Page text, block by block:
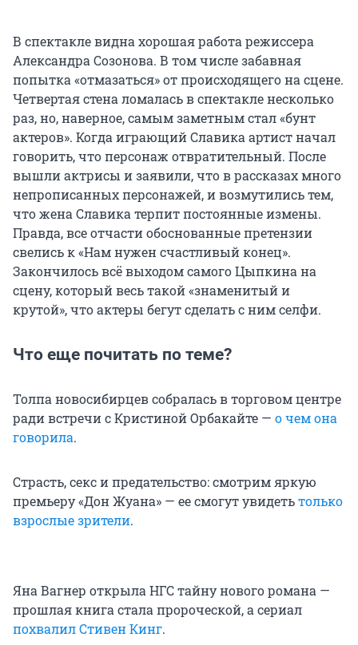
В спектакле видна хорошая работа режиссера
Александра Созонова. В том числе забавная
попытка «отмазаться» от происходящего на сцене.
Четвертая стена ломалась в спектакле несколько
раз, но, наверное, самым заметным стал «бунт
актеров». Когда играющий Славика артист начал
говорить, что персонаж отвратительный. После
вышли актрисы и заявили, что в рассказах много
непрописанных персонажей, и возмутились тем,
что жена Славика терпит постоянные измены.
Правда, все отчасти обоснованные претензии
свелись к «Нам нужен счастливый конец».
Закончилось всё выходом самого Цыпкина на
сцену, который весь такой «знаменитый и
крутой», что актеры бегут сделать с ним селфи.
Что еще почитать по теме?
Толпа новосибирцев собралась в торговом центре
ради встречи с Кристиной Орбакайте — о чем она
говорила.
Страсть, секс и предательство: смотрим яркую
премьеру «Дон Жуана» — ее смогут увидетьтолько
взрослые зрители.
Яна Вагнер открыла НГС тайну нового романа —
прошлая книга стала пророческой, а сериал
похвалил Стивен Кинг.